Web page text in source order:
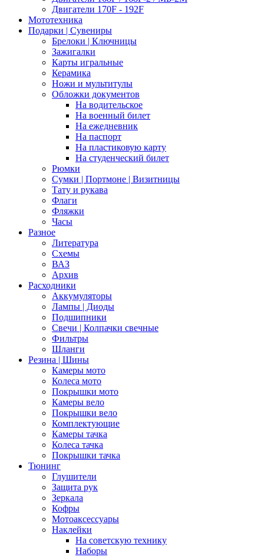
Двигатели 170F - 192F
Мототехника
Подарки | Сувениры
Брелоки | Ключницы
Зажигалки
Карты игральные
Керамика
Ножи и мультитулы
Обложки документов
На водительское
На военный билет
На ежедневник
На паспорт
На пластиковую карту
На студенческий билет
Рюмки
Сумки | Портмоне | Визитницы
Тату и рукава
Флаги
Фляжки
Часы
Разное
Литература
Схемы
ВАЗ
Архив
Расходники
Аккумуляторы
Лампы | Диоды
Подшипники
Свечи | Колпачки свечные
Фильтры
Шланги
Резина | Шины
Камеры мото
Колеса мото
Покрышки мото
Камеры вело
Покрышки вело
Комплектующие
Камеры тачка
Колеса тачка
Покрышки тачка
Тюнинг
Глушители
Защита рук
Зеркала
Кофры
Мотоаксессуары
Наклейки
На советскую технику
Наборы